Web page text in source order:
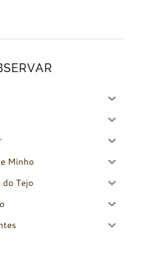
Minho
do Tejo